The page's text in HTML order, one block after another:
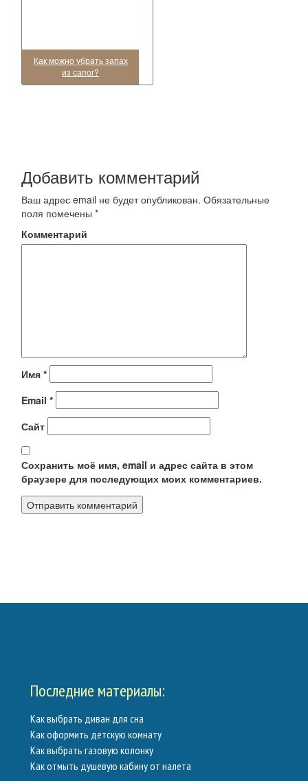
Как можно убрать запах
из сапог?
Добавить комментарий
Ваш адрес email не будет опубликован. Обязательные
поля помечены*
Комментарий
Имя*
Email*
Сайт
Сохранить моё имя, email и адрес сайта в этом
браузере для последующих моих комментариев.
Последние материалы:
Как выбрать диван для сна
Как оформить детскую комнату
Как выбрать газовую колонку
Как отмыть душевую кабину от налета